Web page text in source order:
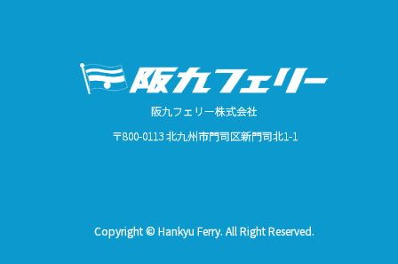
阪九フェリー株式会社
〒800-0113 北九州市門司区新門司北1-1
Copyright © Hankyu Ferry. All Right Reserved.